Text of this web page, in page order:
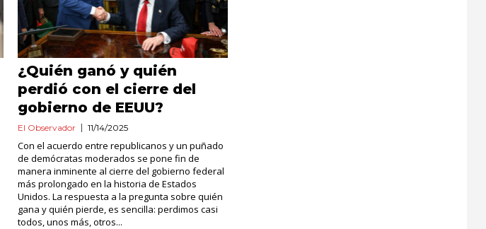
¿Quién ganó y quién
perdió con el cierre del
gobierno de EEUU?
El Observador 11/14/2025
Con el acuerdo entre republicanos y un puñado
de demócratas moderados se pone fin de
manera inminente al cierre del gobierno federal
más prolongado en la historia de Estados
Unidos. La respuesta a la pregunta sobre quién
gana y quién pierde, es sencilla: perdimos casi
todos, unos más, otros...